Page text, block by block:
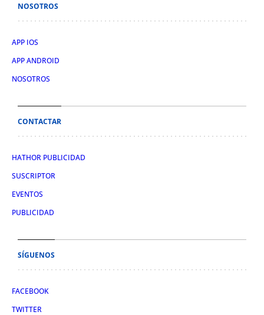
NOSOTROS
APP IOS
APP ANDROID
NOSOTROS
CONTACTAR
HATHOR PUBLICIDAD
SUSCRIPTOR
EVENTOS
PUBLICIDAD
SÍGUENOS
FACEBOOK
TWITTER